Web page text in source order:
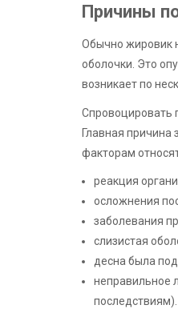
Причины
Обычно жировик
оболочки. Это
возникает по
Спровоцировать
Главная причина
факторам
реакция
осложнения
заболевания
слизистая
десна была
неправильное
последствиям).